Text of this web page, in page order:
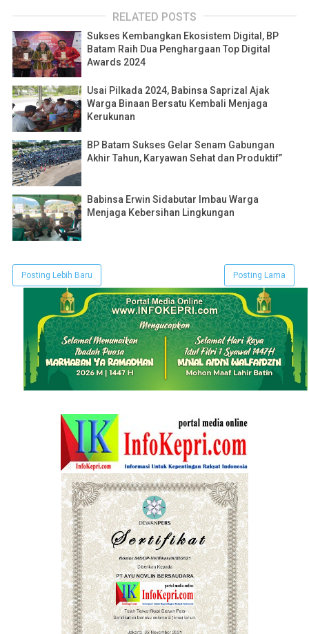
RELATED POSTS
Sukses Kembangkan Ekosistem Digital, BP
Batam Raih Dua Penghargaan Top Digital
Awards 2024
Usai Pilkada 2024, Babinsa Saprizal Ajak
Warga Binaan Bersatu Kembali Menjaga
Kerukunan
BP Batam Sukses Gelar Senam Gabungan
Akhir Tahun, Karyawan Sehat dan Produktif”
Babinsa Erwin Sidabutar Imbau Warga
Menjaga Kebersihan Lingkungan
Posting Lebih Baru Posting Lama